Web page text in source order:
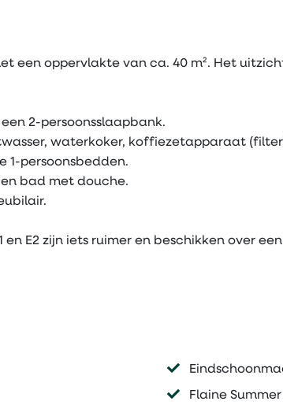
een oppervlakte van ca. 40 m². Het
2-persoonsslaapbank.
waterkoker, koffiezetapparaat
1-persoonsbedden.
bad met douche.
en E2 zijn iets ruimer en beschikken over
Flaine Summer